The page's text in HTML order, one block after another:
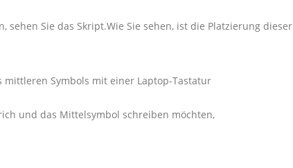
Sie das Skript.Wie Sie sehen, ist die Platzierung dieser
Symbols mit einer Laptop-Tastatur
und das Mittelsymbol schreiben möchten,